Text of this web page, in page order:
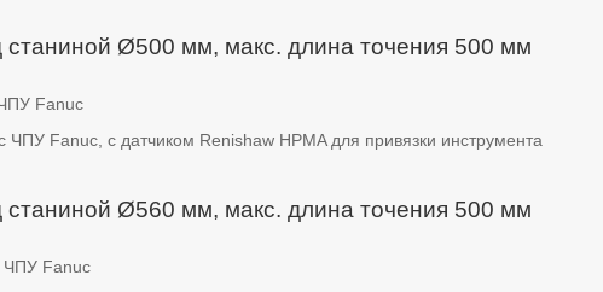
Ø500 мм, макс. длина точения 500 мм
Fanuc
ЧПУ Fanuc, с датчиком Renishaw HPMA для привязки инструмента
Ø560 мм, макс. длина точения 500 мм
ЧПУ Fanuc